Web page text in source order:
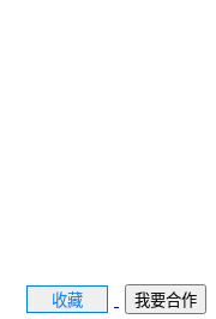
收藏 我要合作